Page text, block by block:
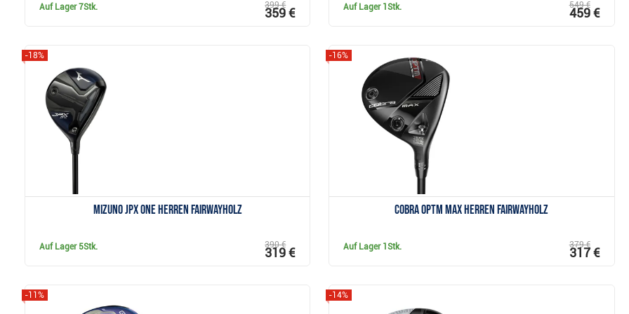
Auf Lager7Stk. 399 €
359 € Auf Lager 1Stk. 549 €
459 €
Mizuno JPX ONE Herren Fairwayholz
-18%
Auf Lager 5Stk. 390 €
319 €
Cobra OPTM MAX Herren Fairwayholz
-16%
Auf Lager 1Stk. 379 €
317 €
-11% -14%